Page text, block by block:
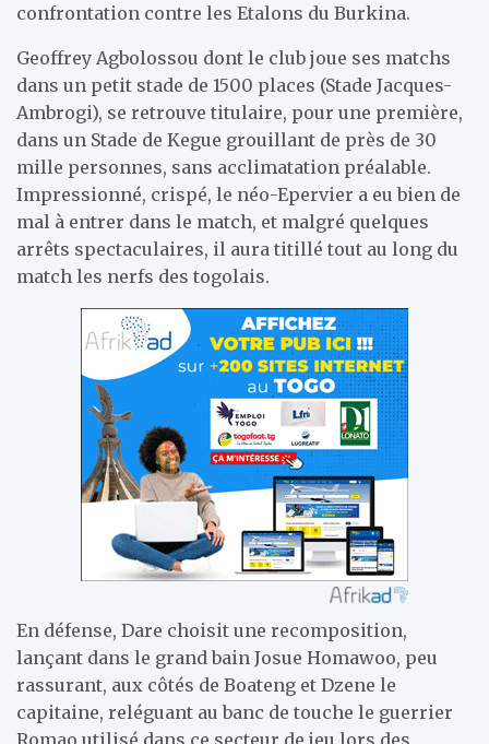
confrontation contre les Etalons du Burkina.
Geoffrey Agbolossou dont le club joue ses matchs
dans un petit stade de 1500 places (Stade Jacques-
Ambrogi), se retrouve titulaire, pour une première,
dans un Stade de Kegue grouillant de près de 30
mille personnes, sans acclimatation préalable.
Impressionné, crispé, le néo-Epervier a eu bien de
mal à entrer dans le match, et malgré quelques
arrêts spectaculaires, il aura titillé tout au long du
match les nerfs des togolais.
En défense, Dare choisit une recomposition,
lançant dans le grand bain Josue Homawoo, peu
rassurant, aux côtés de Boateng et Dzene le
capitaine, reléguant au banc de touche le guerrier
Romao utilisé dans ce secteur de jeu lors des